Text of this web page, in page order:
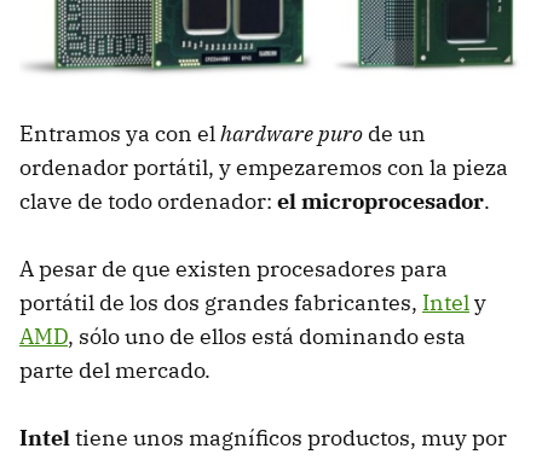
Entramos ya con el hardware puro de un
ordenador portátil, y empezaremos con la pieza
clave de todo ordenador: el microprocesador.
A pesar de que existen procesadores para
portátil de los dos grandes fabricantes, Intel y
AMD, sólo uno de ellos está dominando esta
parte del mercado.
Intel tiene unos magníficos productos, muy por